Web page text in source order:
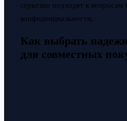
серьезно подходят к вопросам
конфиденциальности.
Как выбрать
для совместных